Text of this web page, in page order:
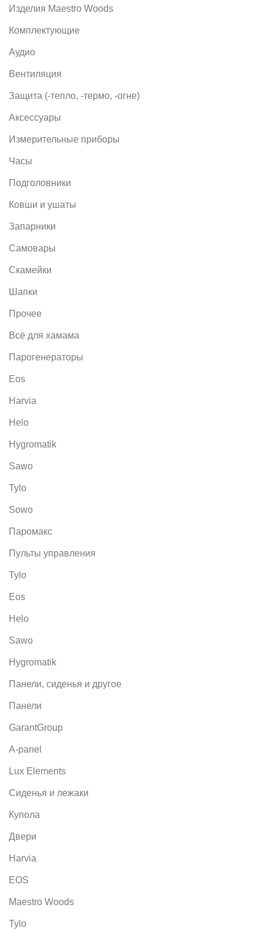
Изделия Maestro Woods
Комплектующие
Аудио
Вентиляция
Защита (-тепло, -термо, -огне)
Аксессуары
Измерительные приборы
Часы
Подголовники
Ковши и ушаты
Запарники
Самовары
Скамейки
Шапки
Прочее
Всё для хамама
Парогенераторы
Eos
Harvia
Helo
Hygromatik
Sawo
Tylo
Sowo
Паромакс
Пульты управления
Tylo
Eos
Helo
Sawo
Hygromatik
Панели, сиденья и другое
Панели
GarantGroup
A-panel
Lux Elements
Сиденья и лежаки
Купола
Двери
Harvia
EOS
Maestro Woods
Tylo